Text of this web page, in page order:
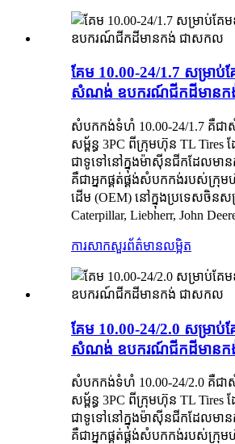
គែម 10.00-24/1.7 សម្រា
សំណង់ ឧបករណ៍ជីកដីមានក
សំបកកង់ទំហំ 10.00-24/1.7 គឺជា
សម្ព័ន្ធ 3PC ពីក្រុមហ៊ុន TL Tires ដ
ជាទូទៅនៅក្នុងម៉ាស៊ីនជីកដែលមា
គឺជាអ្នកផ្គត់ផ្គង់សំបកកង់របស់ក្
ដើម (OEM) នៅក្នុងប្រទេសចិនស
Caterpillar, Liebherr, John
ការសាកសួរព័ត៌មានលម្អិត
គែម 10.00-24/2.0 សម្រា
សំណង់ ឧបករណ៍ជីកដីមានក
សំបកកង់ទំហំ 10.00-24/2.0 គឺជា
សម្ព័ន្ធ 3PC ពីក្រុមហ៊ុន TL Tires ដ
ជាទូទៅនៅក្នុងម៉ាស៊ីនជីកដែលមា
គឺជាអ្នកផ្គត់ផ្គង់សំបកកង់របស់ក្